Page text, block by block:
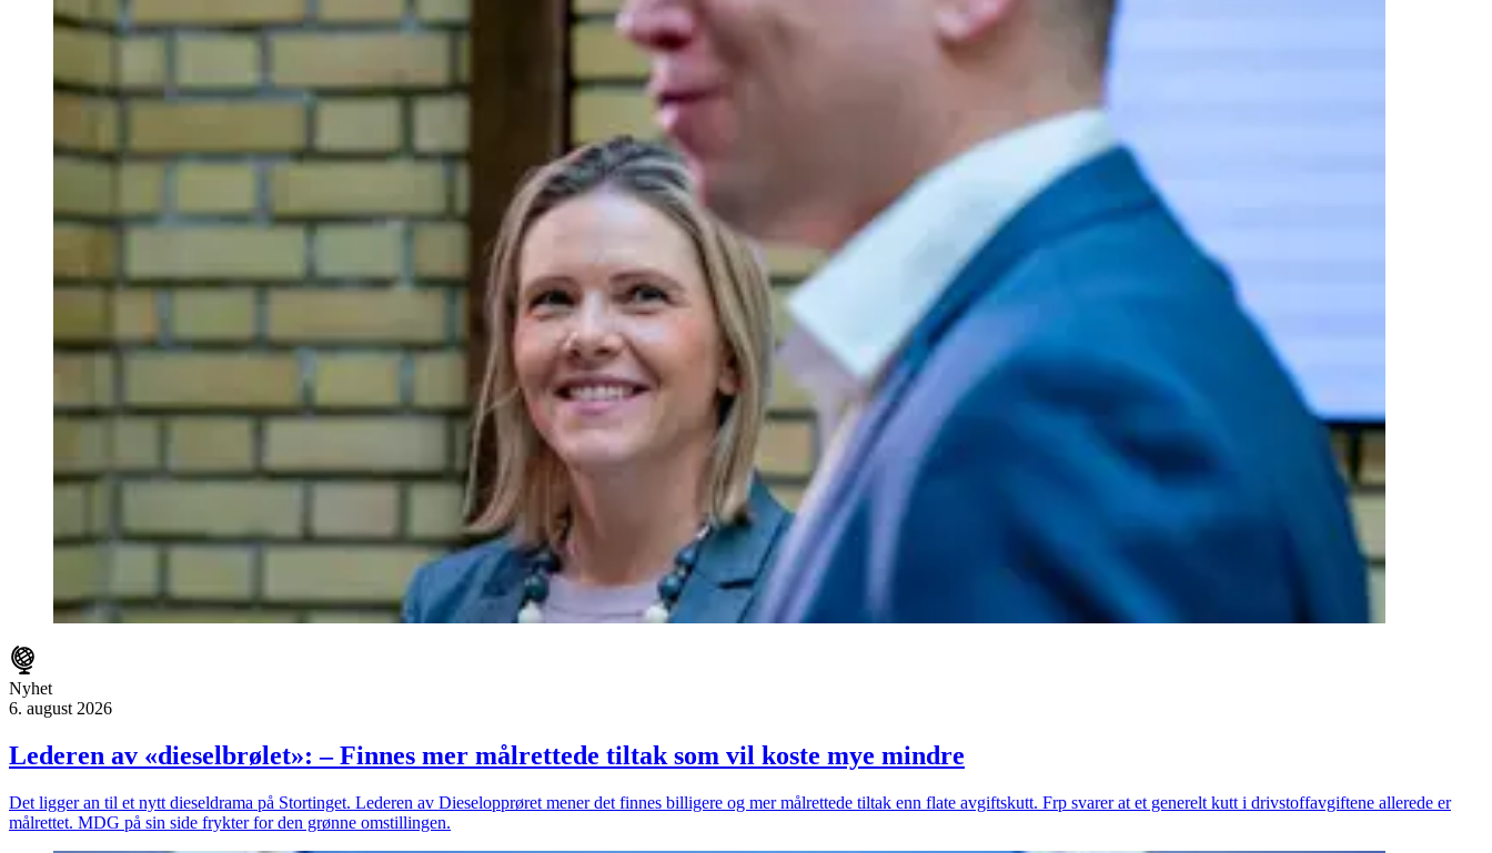
Nyhet
6. august 2026
Lederen av «dieselbrølet»: – Finnes mer målrettede tiltak som vil koste mye mindre
Det ligger an til et nytt dieseldrama på Stortinget. Lederen av Dieselopprøret mener det finnes billigere og mer målrettede tiltak enn flate avgiftskutt. Frp svarer at et generelt kutt i drivstoffavgiftene allerede er
målrettet. MDG på sin side frykter for den grønne omstillingen.